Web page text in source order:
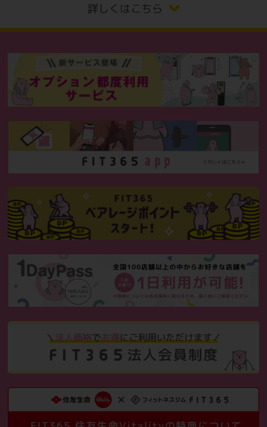
入会者様：月会費50％OFF（3ヶ
月目）
※ご入会手続きの際、紹介カードに必要事項をご記入の上、ス
※当月の入会キャンペーン以外との併用はできません。
※紹介者特典ベアレージポイントの付与は入会者のアプリにて
紹介コードの入力が必要です。
※ベアレージポイントの付与は入会した日によって異なりま
ペア入会
お得な情報
大切なご家族、お友達、同僚の方
と
ご一緒に登録会員様として入会い
ただくと
全員、月会費1ヶ月分が無料！
詳しくはこちら